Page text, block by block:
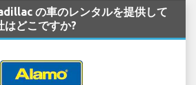
の車のレンタルを提供して
はどこですか?